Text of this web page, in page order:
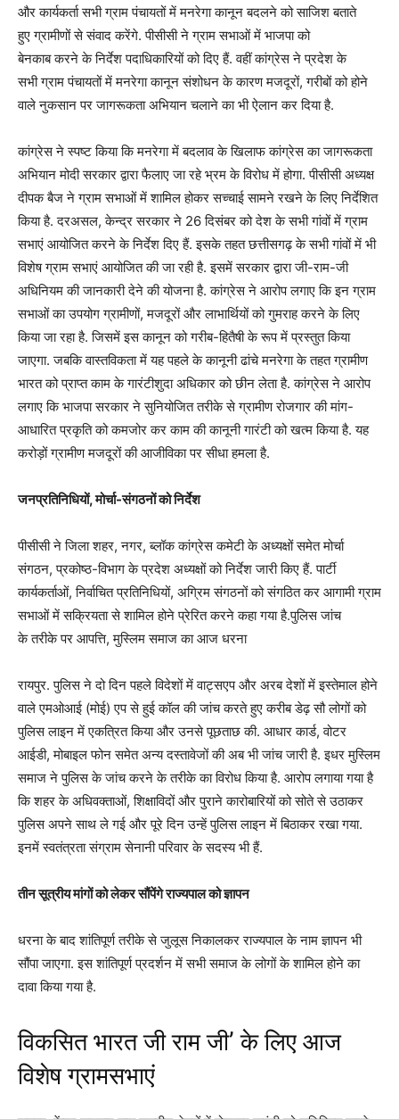
और कार्यकर्ता सभी ग्राम पंचायतों में मनरेगा कानून बदलने को साजिश बताते
हुए ग्रामीणों से संवाद करेंगे. पीसीसी ने ग्राम सभाओं में भाजपा को
बेनकाब करने के निर्देश पदाधिकारियों को दिए हैं. वहीं कांग्रेस ने प्रदेश के
सभी ग्राम पंचायतों में मनरेगा कानून संशोधन के कारण मजदूरों, गरीबों को होने
वाले नुकसान पर जागरूकता अभियान चलाने का भी ऐलान कर दिया है.
कांग्रेस ने स्पष्ट किया कि मनरेगा में बदलाव के खिलाफ कांग्रेस का जागरूकता
अभियान मोदी सरकार द्वारा फैलाए जा रहे भ्रम के विरोध में होगा. पीसीसी अध्यक्ष
दीपक बैज ने ग्राम सभाओं में शामिल होकर सच्चाई सामने रखने के लिए निर्देशित
किया है. दरअसल, केन्द्र सरकार ने 26 दिसंबर को देश के सभी गांवों में ग्राम
सभाएं आयोजित करने के निर्देश दिए हैं. इसके तहत छत्तीसगढ़ के सभी गांवों में भी
विशेष ग्राम सभाएं आयोजित की जा रही है. इसमें सरकार द्वारा जी-राम-जी
अधिनियम की जानकारी देने की योजना है. कांग्रेस ने आरोप लगाए कि इन ग्राम
सभाओं का उपयोग ग्रामीणों, मजदूरों और लाभार्थियों को गुमराह करने के लिए
किया जा रहा है. जिसमें इस कानून को गरीब-हितैषी के रूप में प्रस्तुत किया
जाएगा. जबकि वास्तविकता में यह पहले के कानूनी ढांचे मनरेगा के तहत ग्रामीण
भारत को प्राप्त काम के गारंटीशुदा अधिकार को छीन लेता है. कांग्रेस ने आरोप
लगाए कि भाजपा सरकार ने सुनियोजित तरीके से ग्रामीण रोजगार की मांग-
आधारित प्रकृति को कमजोर कर काम की कानूनी गारंटी को खत्म किया है. यह
करोड़ों ग्रामीण मजदूरों की आजीविका पर सीधा हमला है.
जनप्रतिनिधियों, मोर्चा-संगठनों को निर्देश
पीसीसी ने जिला शहर, नगर, ब्लॉक कांग्रेस कमेटी के अध्यक्षों समेत मोर्चा
संगठन, प्रकोष्ठ-विभाग के प्रदेश अध्यक्षों को निर्देश जारी किए हैं. पार्टी
कार्यकर्ताओं, निर्वाचित प्रतिनिधियों, अग्रिम संगठनों को संगठित कर आगामी ग्राम
सभाओं में सक्रियता से शामिल होने प्रेरित करने कहा गया है.पुलिस जांच
के तरीके पर आपत्ति, मुस्लिम समाज का आज धरना
रायपुर. पुलिस ने दो दिन पहले विदेशों में वाट्सएप और अरब देशों में इस्तेमाल होने
वाले एमओआई (मोई) एप से हुई कॉल की जांच करते हुए करीब डेढ़ सौ लोगों को
पुलिस लाइन में एकत्रित किया और उनसे पूछताछ की. आधार कार्ड, वोटर
आईडी, मोबाइल फोन समेत अन्य दस्तावेजों की अब भी जांच जारी है. इधर मुस्लिम
समाज ने पुलिस के जांच करने के तरीके का विरोध किया है. आरोप लगाया गया है
कि शहर के अधिवक्ताओं, शिक्षाविदों और पुराने कारोबारियों को सोते से उठाकर
पुलिस अपने साथ ले गई और पूरे दिन उन्हें पुलिस लाइन में बिठाकर रखा गया.
इनमें स्वतंत्रता संग्राम सेनानी परिवार के सदस्य भी हैं.
तीन सूत्रीय मांगों को लेकर सौंपेंगे राज्यपाल को ज्ञापन
धरना के बाद शांतिपूर्ण तरीके से जुलूस निकालकर राज्यपाल के नाम ज्ञापन भी
सौंपा जाएगा. इस शांतिपूर्ण प्रदर्शन में सभी समाज के लोगों के शामिल होने का
दावा किया गया है.
विकसित भारत जी राम जी’ के लिए आज
विशेष ग्रामसभाएं